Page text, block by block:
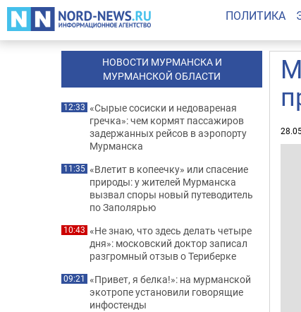
ПОЛИТИКА
НОВОСТИ МУРМАНСКА И
МУРМАНСКОЙ ОБЛАСТИ
12:33 «Сырые сосиски и недовареная
гречка»: чем кормят пассажиров
задержанных рейсов в аэропорту
Мурманска
11:35 «Влетит в копеечку» или спасение
природы: у жителей Мурманска
вызвал споры новый путеводитель
по Заполярью
10:43 «Не знаю, что здесь делать четыре
дня»: московский доктор записал
разгромный отзыв о Териберке
09:21 «Привет, я белка!»: на мурманской
экотропе установили говорящие
инфостенды